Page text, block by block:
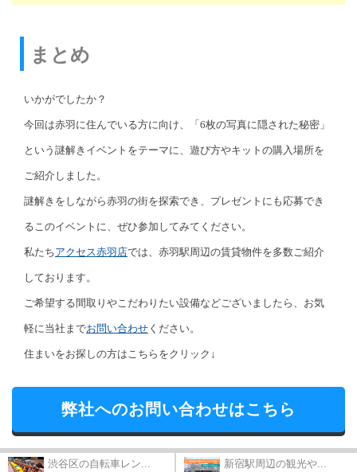
まとめ
いかがでしたか？
今回は赤羽に住んでいる方に向け、「6枚の写真に隠された秘密」
という謎解きイベントをテーマに、遊び方やキットの購入場所を
ご紹介しました。
謎解きをしながら赤羽の街を探索でき、プレゼントにも応募でき
るこのイベントに、ぜひ参加してみてください。
私たちアクセス赤羽店では、赤羽駅周辺の賃貸物件を多数ご紹介
しております。
ご希望する間取りやこだわりたい設備などございましたら、お気
軽に当社までお問い合わせ ください。
住まいをお探しの方はこちらをクリック↓
弊社へのお問い合わせはこちら
渋谷区の自転車レン... 新宿駅周辺の観光や...